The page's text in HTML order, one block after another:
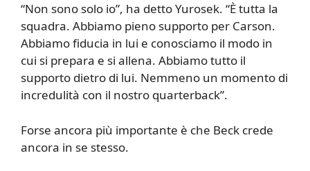
“Non sono solo io”, ha detto Yurosek. “È tutta la
squadra. Abbiamo pieno supporto per Carson.
Abbiamo fiducia in lui e conosciamo il modo in
cui si prepara e si allena. Abbiamo tutto il
supporto dietro di lui. Nemmeno un momento di
incredulità con il nostro quarterback”.
Forse ancora più importante è che Beck crede
ancora in se stesso.